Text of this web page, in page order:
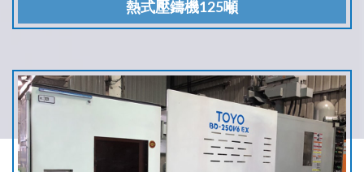
熱式壓鑄機125噸